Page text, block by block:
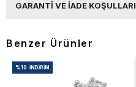
GARANTI VE İADE KOŞULLARI
Benzer Ürünler
%10 İNDIRIM